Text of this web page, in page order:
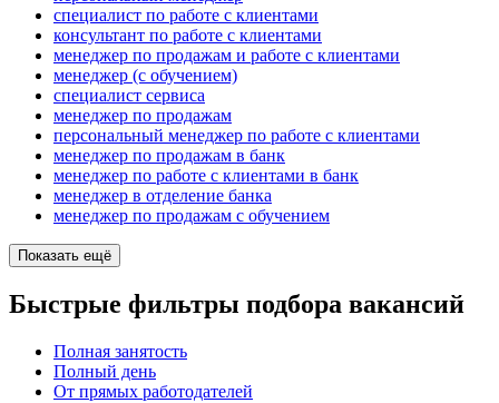
специалист по работе с клиентами
консультант по работе с клиентами
менеджер по продажам и работе с клиентами
менеджер (с обучением)
специалист сервиса
менеджер по продажам
персональный менеджер по работе с клиентами
менеджер по продажам в банк
менеджер по работе с клиентами в банк
менеджер в отделение банка
менеджер по продажам с обучением
Показать ещё
Быстрые фильтры подбора вакансий
Полная занятость
Полный день
От прямых работодателей